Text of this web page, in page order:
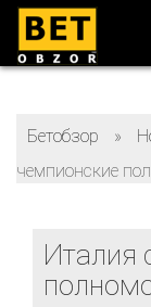
Бетобзор »
чемпионские
Италия